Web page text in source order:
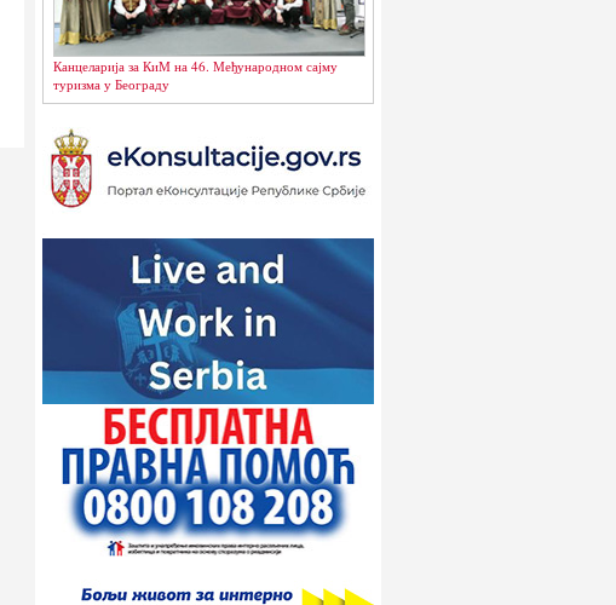
Канцеларија за КиМ на 46. Међународном сајму
туризма у Београду